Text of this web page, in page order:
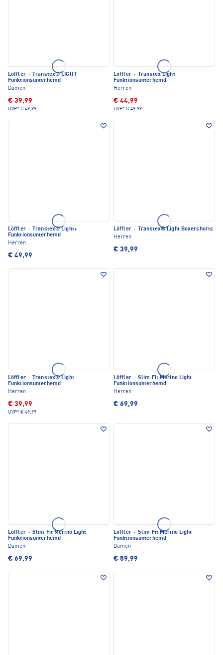
Löffler ·
Transtex® LIGHT
Funktionsunterhemd
Damen
€ 39,99
UVP* € 49,99
Löffler ·
Transtex Light
Funktionsunterhemd
Herren
€ 44,99
UVP* € 49,99
Löffler ·
Transtex® Light+
Funktionsunterhemd
Herren
€ 49,99
Löffler ·
Transtex® Light Boxershorts
Herren
€ 39,99
Löffler ·
Transtex® Light
Funktionsunterhemd
Herren
€ 39,99
UVP* € 49,99
Löffler · Slim Fit Merino Light
Funktionsunterhemd
Herren
€ 69,99
Löffler · Slim Fit Merino Light
Funktionsunterhemd
Damen
€ 69,99
Löffler · Slim Fit Merino Light
Funktionsunterhemd
Damen
€ 59,99